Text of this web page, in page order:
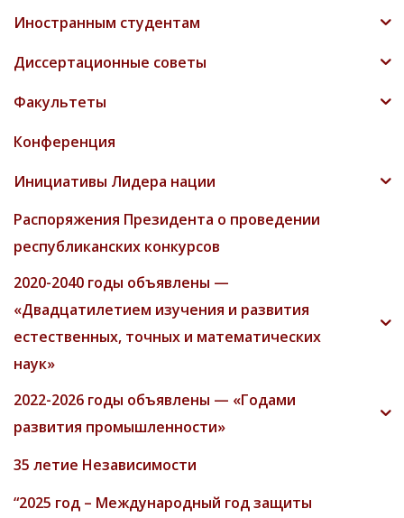
Иностранным студентам
Диссертационные советы
Факультеты
Конференция
Инициативы Лидера нации
Распоряжения Президента о проведении
республиканских конкурсов
2020-2040 годы объявлены —
«Двадцатилетием изучения и развития
естественных, точных и математических
наук»
2022-2026 годы объявлены — «Годами
развития промышленности»
35 летие Независимости
“2025 год – Международный год защиты